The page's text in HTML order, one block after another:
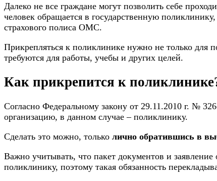
Далеко не все граждане могут позволить себе
человек обращается в государственную
страхового полиса ОМС.
Прикрепляться к поликлинике нужно не только для
требуются для работы, учебы и других целей.
Как прикрепится к
Согласно Федеральному закону от 29.11.2010 г. №
организацию, в данном случае – поликлинику.
Сделать это можно, только лично обратившись в
Важно учитывать, что пакет документов и
поликлинику, поэтому такая обязанность